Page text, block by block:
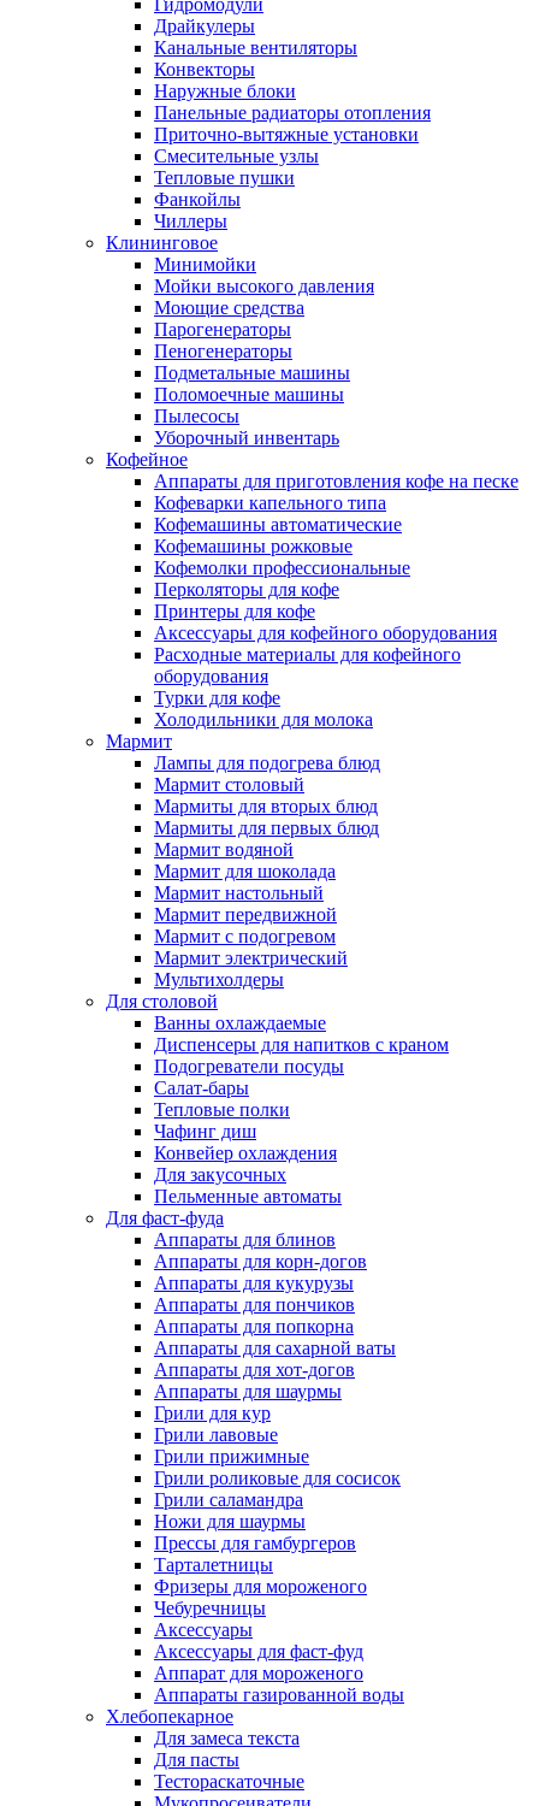
Гидромодули
Драйкулеры
Канальные вентиляторы
Конвекторы
Наружные блоки
Панельные радиаторы отопления
Приточно-вытяжные установки
Смесительные узлы
Тепловые пушки
Фанкойлы
Чиллеры
Клининговое
Минимойки
Мойки высокого давления
Моющие средства
Парогенераторы
Пеногенераторы
Подметальные машины
Поломоечные машины
Пылесосы
Уборочный инвентарь
Кофейное
Аппараты для приготовления кофе на песке
Кофеварки капельного типа
Кофемашины автоматические
Кофемашины рожковые
Кофемолки профессиональные
Перколяторы для кофе
Принтеры для кофе
Аксессуары для кофейного оборудования
Расходные материалы для кофейного
оборудования
Турки для кофе
Холодильники для молока
Мармит
Лампы для подогрева блюд
Мармит столовый
Мармиты для вторых блюд
Мармиты для первых блюд
Мармит водяной
Мармит для шоколада
Мармит настольный
Мармит передвижной
Мармит с подогревом
Мармит электрический
Мультихолдеры
Для столовой
Ванны охлаждаемые
Диспенсеры для напитков с краном
Подогреватели посуды
Салат-бары
Тепловые полки
Чафинг диш
Конвейер охлаждения
Для закусочных
Пельменные автоматы
Для фаст-фуда
Аппараты для блинов
Аппараты для корн-догов
Аппараты для кукурузы
Аппараты для пончиков
Аппараты для попкорна
Аппараты для сахарной ваты
Аппараты для хот-догов
Аппараты для шаурмы
Грили для кур
Грили лавовые
Грили прижимные
Грили роликовые для сосисок
Грили саламандра
Ножи для шаурмы
Прессы для гамбургеров
Тарталетницы
Фризеры для мороженого
Чебуречницы
Аксессуары
Аксессуары для фаст-фуд
Аппарат для мороженого
Аппараты газированной воды
Хлебопекарное
Для замеса текста
Для пасты
Тестораскаточные